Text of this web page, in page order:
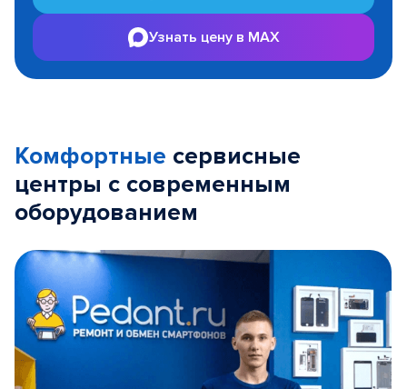
Узнать цену в MAX
Комфортные сервисные
центры с современным
оборудованием